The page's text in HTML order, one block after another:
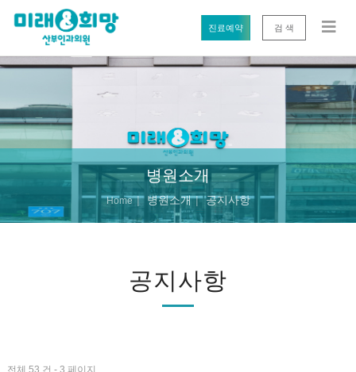
진료예약 검 색
병원소개
Home 병원소개 공지사항
공지사항
전체 53 건 - 3 페이지